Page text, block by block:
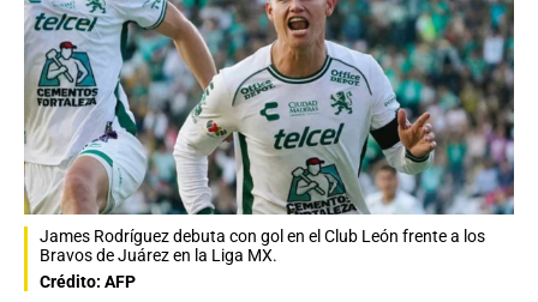
James Rodríguez debuta con gol en el Club León frente a los
Bravos de Juárez en la Liga MX.
Crédito: AFP